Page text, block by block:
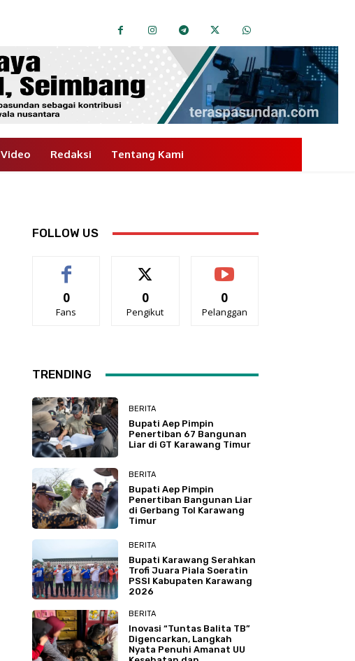
Video Redaksi Tentang Kami
FOLLOW US
0
Fans
0
Pengikut
0
Pelanggan
TRENDING
BERITA
Bupati Aep Pimpin
Penertiban 67 Bangunan
Liar di GT Karawang Timur
BERITA
Bupati Aep Pimpin
Penertiban Bangunan Liar
di Gerbang Tol Karawang
Timur
BERITA
Bupati Karawang Serahkan
Trofi Juara Piala Soeratin
PSSI Kabupaten Karawang
2026
BERITA
Inovasi “Tuntas Balita TB”
Digencarkan, Langkah
Nyata Penuhi Amanat UU